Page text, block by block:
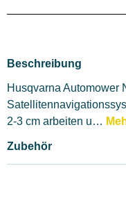
Beschreibung
Husqvarna Automower
2-3 cm arbeiten u…
Zubehör